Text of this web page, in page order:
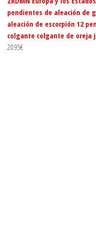
pendientes de aleación de
aleación de escorpión 12
colgante colgante de oreja
20.95€